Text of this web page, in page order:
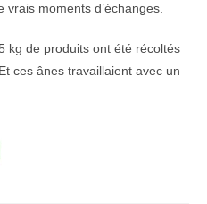
moments d’échanges.
kg de produits ont été récoltés
ces ânes travaillaient avec un